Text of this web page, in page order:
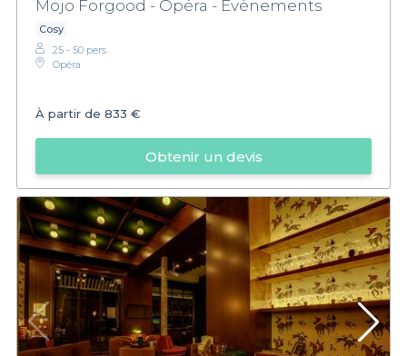
Mojo Forgood - Opéra - Evènements
Cosy
25 - 50 pers.
Opéra
À partir de 833 €
Obtenir un devis